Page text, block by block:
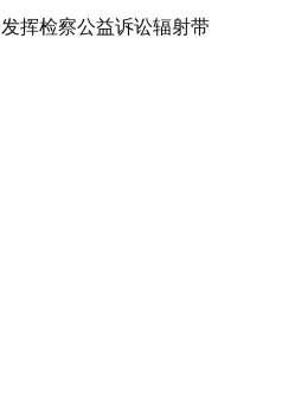
挥检察公益诉讼辐射带